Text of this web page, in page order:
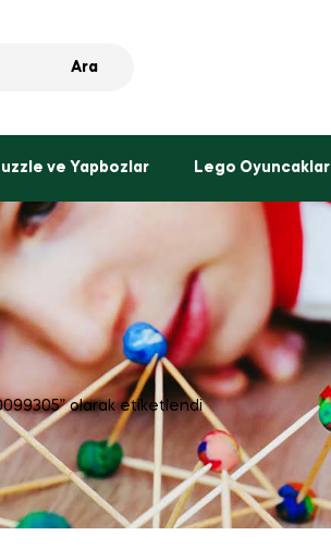
Ara
ve Yapbozlar Lego Oyuncaklar
olarak etiketlendi